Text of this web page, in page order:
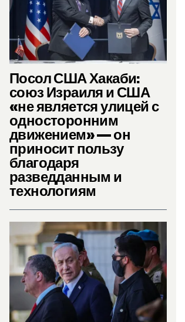
Посол США Хакаби:
союз Израиля и США
«не является улицей с
односторонним
движением» — он
приносит пользу
благодаря
разведданным и
технологиям